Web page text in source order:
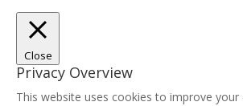
Close
Privacy Overview
This website uses cookies to improve your